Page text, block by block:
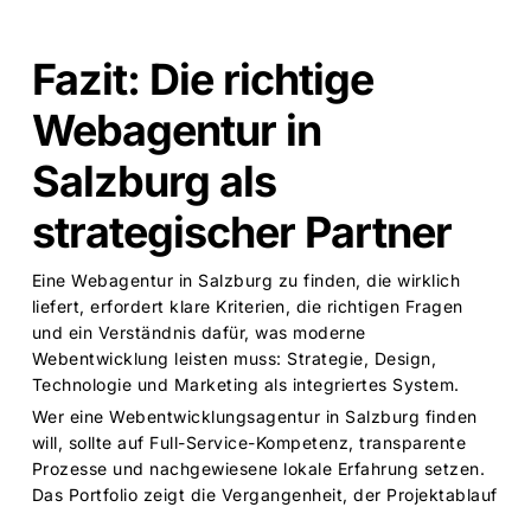
Fazit: Die richtige
Webagentur in
Salzburg als
strategischer Partner
Eine Webagentur in Salzburg zu finden, die wirklich
liefert, erfordert klare Kriterien, die richtigen Fragen
und ein Verständnis dafür, was moderne
Webentwicklung leisten muss: Strategie, Design,
Technologie und Marketing als integriertes System.
Wer eine Webentwicklungsagentur in Salzburg finden
will, sollte auf Full-Service-Kompetenz, transparente
Prozesse und nachgewiesene lokale Erfahrung setzen.
Das Portfolio zeigt die Vergangenheit, der Projektablauf